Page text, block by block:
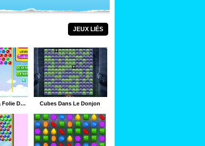
JEUX LIÉS
Bubble Mania : La Folie Des Boules Cubes Dans Le Donjon